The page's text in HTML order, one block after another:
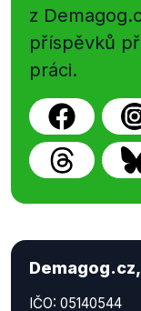
z
příspěvků
práci.
IČO: 05140544